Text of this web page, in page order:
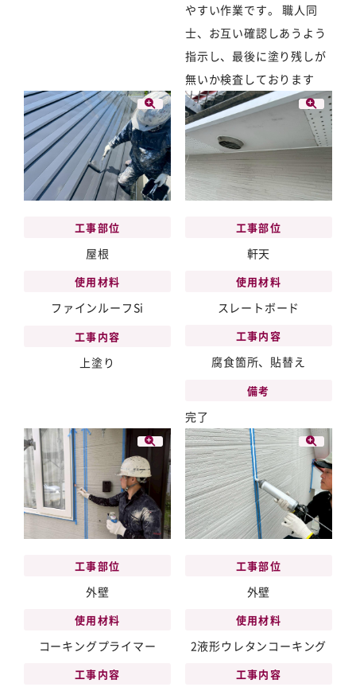
やすい作業です。 職人同
士、お互い確認しあうよう
指示し、最後に塗り残しが
無いか検査しております
工事部位
屋根
使用材料
ファインルーフSi
工事内容
上塗り
工事部位
軒天
使用材料
スレートボード
工事内容
腐食箇所、貼替え
備考
完了
工事部位
外壁
使用材料
コーキングプライマー
工事内容
工事部位
外壁
使用材料
2液形ウレタンコーキング
工事内容